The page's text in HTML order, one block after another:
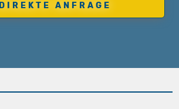
DIREKTE ANFRAGE